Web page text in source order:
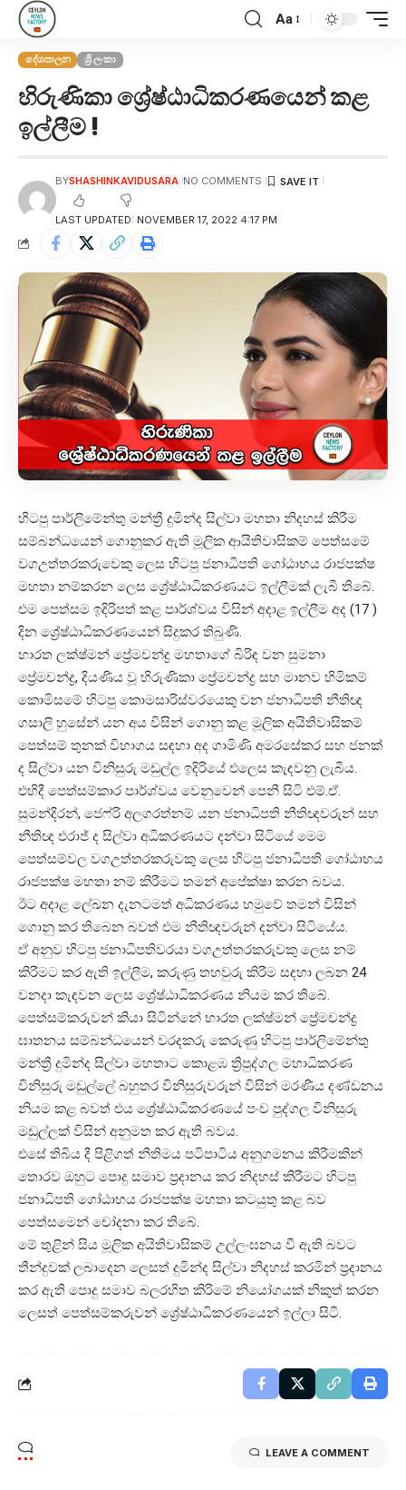
Aa
දේශපාලන ශ්‍රී ලංකා
හිරුණිකා ශ්‍රේෂ්ඨාධිකරණයෙන් කළ
ඉල්ලීම !
LAST UPDATED: NOVEMBER 17, 2022 4:17 PM
BYSHASHINKAVIDUSARA NO COMMENTS
හිටපු පාර්ලිමේන්තු මන්ත්‍රී දුමින්ද සිල්වා මහතා නිදහස් කිරීම
සම්බන්ධයෙන් ගොනුකර ඇති මූලික ආයිතිවාසිකම් පෙත්සමේ
වගඋත්තරකරුවෙකු ලෙස හිටපු ජනාධිපති ගෝඨාභය රාජපක්ෂ
මහතා නම්කරන ලෙස ශ්‍රේෂ්ඨාධිකරණයට ඉල්ලීමක් ලැබී තිබේ.
එම පෙත්සම ඉදිරිපත් කළ පාර්ශ්වය විසින් අදාළ ඉල්ලීම අද (17 )
දින ශ්‍රේෂ්ඨාධිකරණයෙන් සිදුකර තිබුණි.
භාරත ලක්ෂ්මන් ප්‍රේමචන්ද්‍ර මහතාගේ බිරිඳ වන සුමනා
ප්‍රේමචන්ද්‍ර, දියණිය වූ හිරුණිකා ප්‍රේමචන්ද්‍ර සහ මානව හිමිකම්
කොමිසමේ හිටපු කොමසාරිස්වරයෙකු වන ජනාධිපති නීතිඥ
ගසාලි හුසේන් යන අය විසින් ගොනු කළ මූලික අයිතිවාසිකම්
පෙත්සම් තුනක් විභාගය සඳහා අද ගාමිණි අමරසේකර සහ ජනක්
ද සිල්වා යන විනිසුරු මඩුල්ල ඉදිරියේ එලෙස කැඳවනු ලැබීය.
එහිදී පෙත්සම්කාර පාර්ශ්වය වෙනුවෙන් පෙනී සිටි එම්.ඒ.
සුමන්දිරන්, ජෙෆ්රි අලගරත්නම් යන ජනාධිපති නීතිඥවරුන් සහ
නීතිඥ එරාජ් ද සිල්වා අධිකරණයට දන්වා සිටියේ මෙම
පෙත්සම්වල වගඋත්තරකරුවකු ලෙස හිටපු ජනාධිපති ගෝඨාභය
රාජපක්ෂ මහතා නම් කිරීමට තමන් අපේක්ෂා කරන බවය.
ඊට අදාළ ලේඛන දැනටමත් අධිකරණය හමුවේ තමන් විසින්
ගොනු කර තිබෙන බවත් එම නීතිඥවරුන් දන්වා සිටියේය.
ඒ අනුව හිටපු ජනාධිපතිවරයා වගඋත්තරකරුවකු ලෙස නම්
කිරීමට කර ඇති ඉල්ලීම, කරුණු තහවුරු කිරීම සඳහා ලබන 24
වනදා කැඳවන ලෙස ශ්‍රේෂ්ඨාධිකරණය නියම කර තිබේ.
පෙත්සම්කරුවන් කියා සිටින්නේ භාරත ලක්ෂ්මන් ප්‍රේමචන්ද්‍ර
ඝාතනය සම්බන්ධයෙන් වරදකරු කෙරුණු හිටපු පාර්ලිමේන්තු
මන්ත්‍රී දුමින්ද සිල්වා මහතාට කොළඹ ත්‍රිපුද්ගල මහාධිකරණ
විනිසුරු මඩුල්ලේ බහුතර විනිසුරුවරුන් විසින් මරණීය දණ්ඩනය
නියම කළ බවත් එය ශ්‍රේෂ්ඨාධිකරණයේ පංච පුද්ගල විනිසුරු
මඩුල්ලක් විසින් අනුමත කර ඇති බවය.
එසේ තිබිය දී පිළිගත් නීතිමය පටිපාටිය අනුගමනය කිරීමකින්
තොරව ඔහුට පොදු සමාව ප්‍රදානය කර නිදහස් කිරීමට හිටපු
ජනාධිපති ගෝඨාභය රාජපක්ෂ මහතා කටයුතු කළ බව
පෙත්සමෙන් චෝදනා කර තිබේ.
මේ තුළින් සිය මූලික අයිතිවාසිකම් උල්ලංඝනය වී ඇති බවට
තීන්දුවක් ලබාදෙන ලෙසත් දුමින්ද සිල්වා නිදහස් කරමින් ප්‍රදානය
කර ඇති පොදු සමාව බලරහිත කිරිමේ නියෝගයක් නිකුත් කරන
ලෙසත් පෙත්සම්කරුවන් ශ්‍රේෂ්ඨාධිකරණයෙන් ඉල්ලා සිටී.
LEAVE A COMMENT